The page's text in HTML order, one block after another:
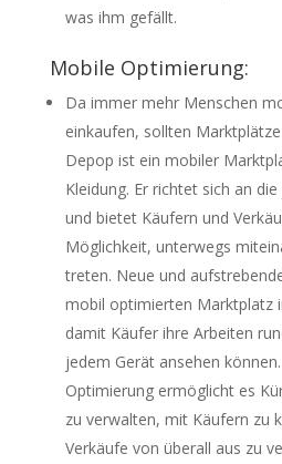
was ihm gefällt.
Mobile Optimierung:
Da immer mehr Menschen
einkaufen, sollten
Depop ist ein mobiler
Kleidung. Er richtet sich an
und bietet Käufern und
Möglichkeit, unterwegs
treten. Neue und
mobil optimierten Marktplatz
damit Käufer ihre Arbeiten
jedem Gerät ansehen
Optimierung ermöglicht es
zu verwalten, mit Käufern zu
Verkäufe von überall aus zu